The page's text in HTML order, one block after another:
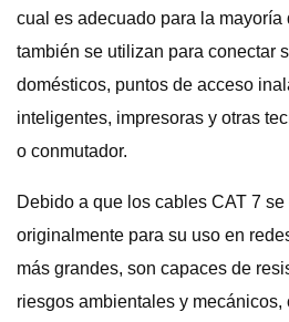
cual es adecuado para la
también se utilizan para conectar
domésticos, puntos de acceso
inteligentes, impresoras y otras
o conmutador.
Debido a que los cables CAT 7
originalmente para su uso en
más grandes, son capaces de
riesgos ambientales y